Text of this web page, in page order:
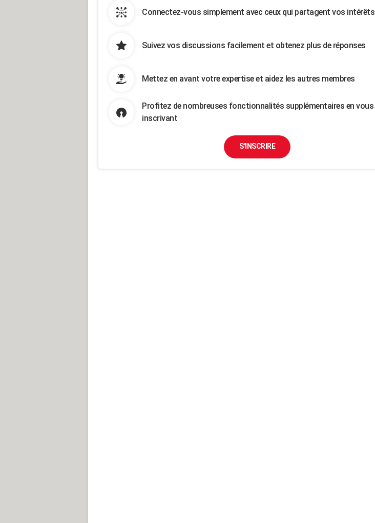
Connectez-vous simplement avec ceux qui partagent vos intérêts
Suivez vos discussions facilement et obtenez plus de réponses
Mettez en avant votre expertise et aidez les autres membres
Profitez de nombreuses fonctionnalités supplémentaires en vous
inscrivant
S'INSCRIRE